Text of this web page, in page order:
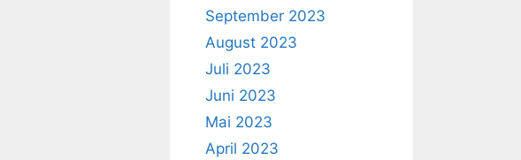
September 2023
August 2023
Juli 2023
Juni 2023
Mai 2023
April 2023